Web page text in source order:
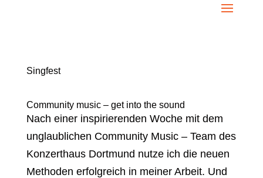
Singfest
Community music – get into the sound
Nach einer inspirierenden Woche mit dem
unglaublichen Community Music – Team des
Konzerthaus Dortmund nutze ich die neuen
Methoden erfolgreich in meiner Arbeit. Und